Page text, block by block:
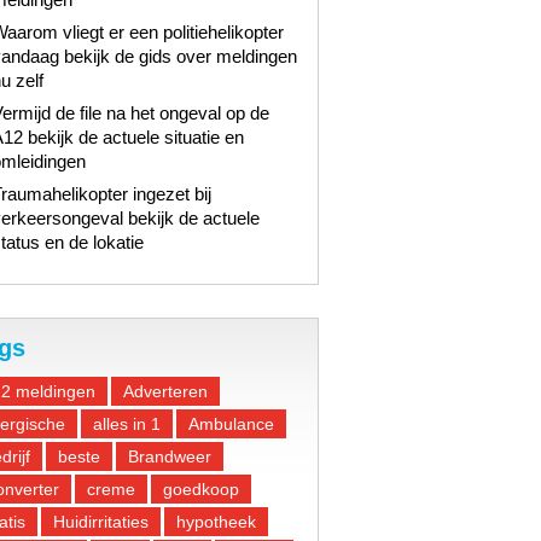
vliegt er een politiehelikopter
bekijk de gids over meldingen
zelf
de file na het ongeval op de
bekijk de actuele situatie en
ingezet bij
bekijk de actuele
en de lokatie
meldingen
Adverteren
alles in 1
Ambulance
beste
Brandweer
creme
goedkoop
Huidirritaties hypotheek